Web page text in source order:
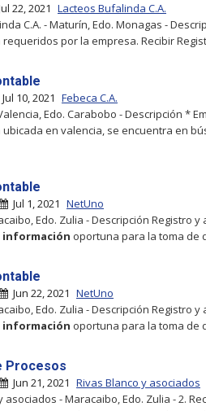
22, 2021 Lacteos Bufalinda C.A.
C.A. - Maturín, Edo. Monagas -
requeridos por la empresa. Recibir
Jul 10, 2021 Febeca C.A.
Edo. Carabobo - Descripción *
ubicada en valencia, se encuentra en
Jul 1, 2021 NetUno
Edo. Zulia - Descripción Registro
información oportuna para la toma de
Jun 22, 2021 NetUno
Edo. Zulia - Descripción Registro
información oportuna para la toma de
Procesos
Jun 21, 2021 Rivas Blanco y asociados
asociados - Maracaibo, Edo. Zulia - 2.